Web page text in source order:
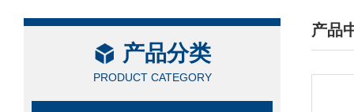
产品分类
PRODUCT CATEGORY
产品
/